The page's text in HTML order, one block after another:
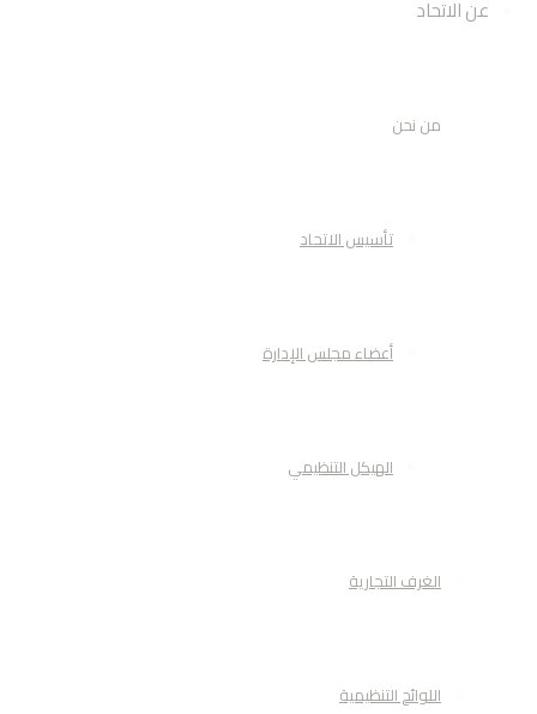
عن الاتحاد
من نحن
تأسيس الاتحاد
أعضاء مجلس الإدارة
الهيكل التنظيمي
الغرف التجارية
اللوائح التنظيمية